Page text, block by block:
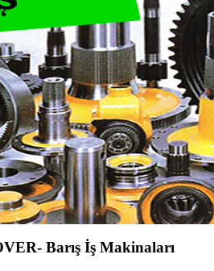
Barış İş Makinaları